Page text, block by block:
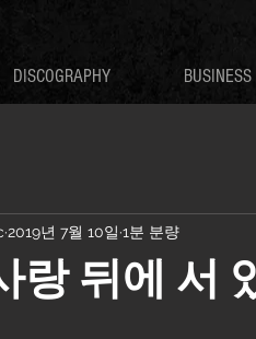
DISCOGRAPHY BUSINESS
랑 뒤에 서
2019년 7월 10일 1분 분량